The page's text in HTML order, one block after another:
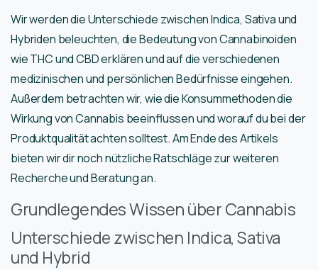
Wir werden die Unterschiede zwischen Indica, Sativa und
Hybriden beleuchten, die Bedeutung von Cannabinoiden
wie THC und CBD erklären und auf die verschiedenen
medizinischen und persönlichen Bedürfnisse eingehen.
Außerdem betrachten wir, wie die Konsummethoden die
Wirkung von Cannabis beeinflussen und worauf du bei der
Produktqualität achten solltest. Am Ende des Artikels
bieten wir dir noch nützliche Ratschläge zur weiteren
Recherche und Beratung an.
Grundlegendes Wissen über Cannabis
Unterschiede zwischen Indica, Sativa
und Hybrid